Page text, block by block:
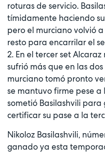
roturas de servicio.
tímidamente haciendo
pero el murciano volvió
resto para encarrilar el
2. En el tercer set
sufrió más que en las
murciano tomó pronto
se mantuvo firme pese a
sometió Basilashvili
certificar su pase a la
Nikoloz Basilashvili,
ganado ya esta